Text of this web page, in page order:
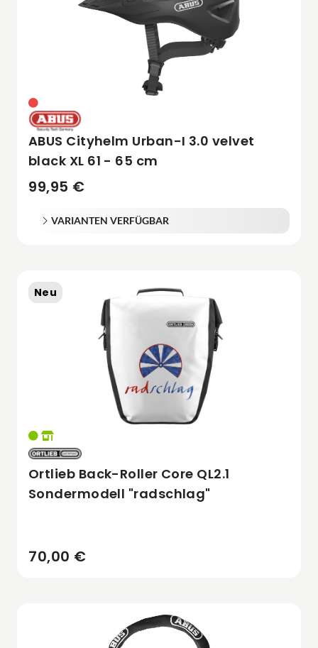
ABUS Cityhelm Urban-I 3.0 velvet
black XL 61 - 65 cm
99,95 €
VARIANTEN VERFÜGBAR
Neu
Ortlieb Back-Roller Core QL2.1
Sondermodell "radschlag"
70,00 €